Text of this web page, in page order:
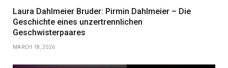
Laura Dahlmeier Bruder: Pirmin Dahlmeier – Die
Geschichte eines unzertrennlichen
Geschwisterpaares
MARCH 18, 2026